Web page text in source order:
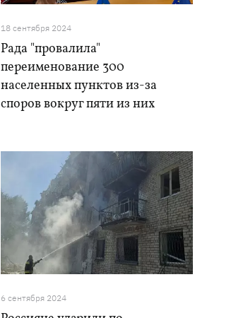
18 сентября 2024
Рада "провалила"
переименование 300
населенных пунктов из-за
споров вокруг пяти из них
6 сентября 2024